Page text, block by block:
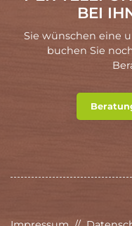
BEI
Sie wünschen eine
buchen Sie